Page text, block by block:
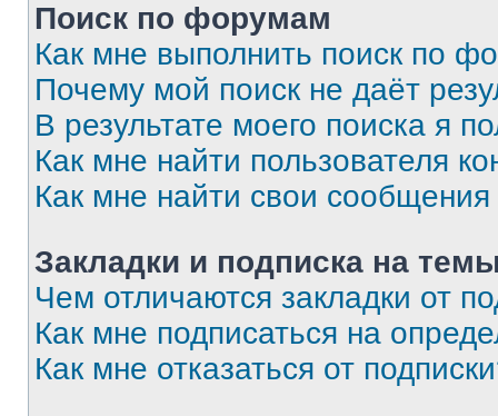
Поиск по форумам
Как мне выполнить поиск по
Почему мой поиск не даёт
В результате моего поиска я
Как мне найти пользователя
Как мне найти свои
Закладки и подписка на
Чем отличаются закладки от
Как мне подписаться на
Как мне отказаться от